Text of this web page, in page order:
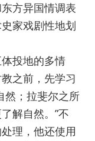
方异国情调表
家戏剧性地划
投地的多情
之前，先学习
然；拉斐尔之所
解自然。”不
理，他还使用